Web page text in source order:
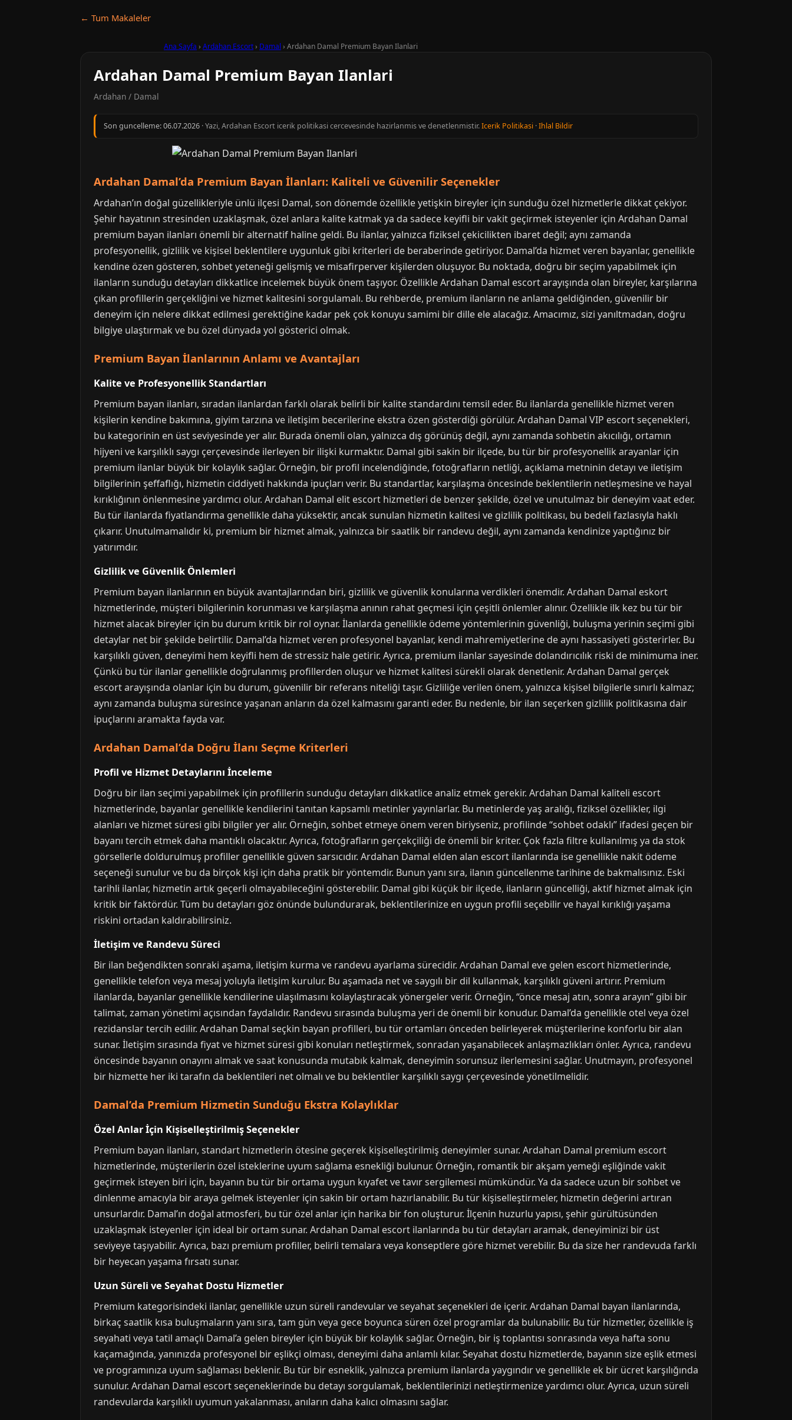
← Tum Makaleler
Ana Sayfa › Ardahan Escort› Damal › Ardahan Damal Premium Bayan Ilanlari
Ardahan Damal Premium Bayan Ilanlari
Ardahan / Damal
Son guncelleme:06.07.2026 · Yazi, Ardahan Escort icerik politikasi cercevesinde hazirlanmis ve denetlenmistir.Icerik Politikasi ·Ihlal Bildir
Ardahan Damal’da Premium Bayan İlanları: Kaliteli ve Güvenilir Seçenekler
Ardahan’ın doğal güzellikleriyle ünlü ilçesi Damal, son dönemde özellikle yetişkin bireyler için sunduğu özel hizmetlerle dikkat çekiyor.
Şehir hayatının stresinden uzaklaşmak, özel anlara kalite katmak ya da sadece keyifli bir vakit geçirmek isteyenler için Ardahan Damal
premium bayan ilanları önemli bir alternatif haline geldi. Bu ilanlar, yalnızca fiziksel çekicilikten ibaret değil; aynı zamanda
profesyonellik, gizlilik ve kişisel beklentilere uygunluk gibi kriterleri de beraberinde getiriyor. Damal’da hizmet veren bayanlar, genellikle
kendine özen gösteren, sohbet yeteneği gelişmiş ve misafirperver kişilerden oluşuyor. Bu noktada, doğru bir seçim yapabilmek için
ilanların sunduğu detayları dikkatlice incelemek büyük önem taşıyor. Özellikle Ardahan Damal escort arayışında olan bireyler, karşılarına
çıkan profillerin gerçekliğini ve hizmet kalitesini sorgulamalı. Bu rehberde, premium ilanların ne anlama geldiğinden, güvenilir bir
deneyim için nelere dikkat edilmesi gerektiğine kadar pek çok konuyu samimi bir dille ele alacağız. Amacımız, sizi yanıltmadan, doğru
bilgiye ulaştırmak ve bu özel dünyada yol gösterici olmak.
Premium Bayan İlanlarının Anlamı ve Avantajları
Kalite ve Profesyonellik Standartları
Premium bayan ilanları, sıradan ilanlardan farklı olarak belirli bir kalite standardını temsil eder. Bu ilanlarda genellikle hizmet veren
kişilerin kendine bakımına, giyim tarzına ve iletişim becerilerine ekstra özen gösterdiği görülür. Ardahan Damal VIP escort seçenekleri,
bu kategorinin en üst seviyesinde yer alır. Burada önemli olan, yalnızca dış görünüş değil, aynı zamanda sohbetin akıcılığı, ortamın
hijyeni ve karşılıklı saygı çerçevesinde ilerleyen bir ilişki kurmaktır. Damal gibi sakin bir ilçede, bu tür bir profesyonellik arayanlar için
premium ilanlar büyük bir kolaylık sağlar. Örneğin, bir profil incelendiğinde, fotoğrafların netliği, açıklama metninin detayı ve iletişim
bilgilerinin şeffaflığı, hizmetin ciddiyeti hakkında ipuçları verir. Bu standartlar, karşılaşma öncesinde beklentilerin netleşmesine ve hayal
kırıklığının önlenmesine yardımcı olur. Ardahan Damal elit escort hizmetleri de benzer şekilde, özel ve unutulmaz bir deneyim vaat eder.
Bu tür ilanlarda fiyatlandırma genellikle daha yüksektir, ancak sunulan hizmetin kalitesi ve gizlilik politikası, bu bedeli fazlasıyla haklı
çıkarır. Unutulmamalıdır ki, premium bir hizmet almak, yalnızca bir saatlik bir randevu değil, aynı zamanda kendinize yaptığınız bir
yatırımdır.
Gizlilik ve Güvenlik Önlemleri
Premium bayan ilanlarının en büyük avantajlarından biri, gizlilik ve güvenlik konularına verdikleri önemdir. Ardahan Damal eskort
hizmetlerinde, müşteri bilgilerinin korunması ve karşılaşma anının rahat geçmesi için çeşitli önlemler alınır. Özellikle ilk kez bu tür bir
hizmet alacak bireyler için bu durum kritik bir rol oynar. İlanlarda genellikle ödeme yöntemlerinin güvenliği, buluşma yerinin seçimi gibi
detaylar net bir şekilde belirtilir. Damal’da hizmet veren profesyonel bayanlar, kendi mahremiyetlerine de aynı hassasiyeti gösterirler. Bu
karşılıklı güven, deneyimi hem keyifli hem de stressiz hale getirir. Ayrıca, premium ilanlar sayesinde dolandırıcılık riski de minimuma iner.
Çünkü bu tür ilanlar genellikle doğrulanmış profillerden oluşur ve hizmet kalitesi sürekli olarak denetlenir. Ardahan Damal gerçek
escort arayışında olanlar için bu durum, güvenilir bir referans niteliği taşır. Gizliliğe verilen önem, yalnızca kişisel bilgilerle sınırlı kalmaz;
aynı zamanda buluşma süresince yaşanan anların da özel kalmasını garanti eder. Bu nedenle, bir ilan seçerken gizlilik politikasına dair
ipuçlarını aramakta fayda var.
Ardahan Damal’da Doğru İlanı Seçme Kriterleri
Profil ve Hizmet Detaylarını İnceleme
Doğru bir ilan seçimi yapabilmek için profillerin sunduğu detayları dikkatlice analiz etmek gerekir. Ardahan Damal kaliteli escort
hizmetlerinde, bayanlar genellikle kendilerini tanıtan kapsamlı metinler yayınlarlar. Bu metinlerde yaş aralığı, fiziksel özellikler, ilgi
alanları ve hizmet süresi gibi bilgiler yer alır. Örneğin, sohbet etmeye önem veren biriyseniz, profilinde “sohbet odaklı” ifadesi geçen bir
bayanı tercih etmek daha mantıklı olacaktır. Ayrıca, fotoğrafların gerçekçiliği de önemli bir kriter. Çok fazla filtre kullanılmış ya da stok
görsellerle doldurulmuş profiller genellikle güven sarsıcıdır. Ardahan Damal elden alan escort ilanlarında ise genellikle nakit ödeme
seçeneği sunulur ve bu da birçok kişi için daha pratik bir yöntemdir. Bunun yanı sıra, ilanın güncellenme tarihine de bakmalısınız. Eski
tarihli ilanlar, hizmetin artık geçerli olmayabileceğini gösterebilir. Damal gibi küçük bir ilçede, ilanların güncelliği, aktif hizmet almak için
kritik bir faktördür. Tüm bu detayları göz önünde bulundurarak, beklentilerinize en uygun profili seçebilir ve hayal kırıklığı yaşama
riskini ortadan kaldırabilirsiniz.
İletişim ve Randevu Süreci
Bir ilan beğendikten sonraki aşama, iletişim kurma ve randevu ayarlama sürecidir. Ardahan Damal eve gelen escort hizmetlerinde,
genellikle telefon veya mesaj yoluyla iletişim kurulur. Bu aşamada net ve saygılı bir dil kullanmak, karşılıklı güveni artırır. Premium
ilanlarda, bayanlar genellikle kendilerine ulaşılmasını kolaylaştıracak yönergeler verir. Örneğin, “önce mesaj atın, sonra arayın” gibi bir
talimat, zaman yönetimi açısından faydalıdır. Randevu sırasında buluşma yeri de önemli bir konudur. Damal’da genellikle otel veya özel
rezidanslar tercih edilir. Ardahan Damal seçkin bayan profilleri, bu tür ortamları önceden belirleyerek müşterilerine konforlu bir alan
sunar. İletişim sırasında fiyat ve hizmet süresi gibi konuları netleştirmek, sonradan yaşanabilecek anlaşmazlıkları önler. Ayrıca, randevu
öncesinde bayanın onayını almak ve saat konusunda mutabık kalmak, deneyimin sorunsuz ilerlemesini sağlar. Unutmayın, profesyonel
bir hizmette her iki tarafın da beklentileri net olmalı ve bu beklentiler karşılıklı saygı çerçevesinde yönetilmelidir.
Damal’da Premium Hizmetin Sunduğu Ekstra Kolaylıklar
Özel Anlar İçin Kişiselleştirilmiş Seçenekler
Premium bayan ilanları, standart hizmetlerin ötesine geçerek kişiselleştirilmiş deneyimler sunar. Ardahan Damal premium escort
hizmetlerinde, müşterilerin özel isteklerine uyum sağlama esnekliği bulunur. Örneğin, romantik bir akşam yemeği eşliğinde vakit
geçirmek isteyen biri için, bayanın bu tür bir ortama uygun kıyafet ve tavır sergilemesi mümkündür. Ya da sadece uzun bir sohbet ve
dinlenme amacıyla bir araya gelmek isteyenler için sakin bir ortam hazırlanabilir. Bu tür kişiselleştirmeler, hizmetin değerini artıran
unsurlardır. Damal’ın doğal atmosferi, bu tür özel anlar için harika bir fon oluşturur. İlçenin huzurlu yapısı, şehir gürültüsünden
uzaklaşmak isteyenler için ideal bir ortam sunar. Ardahan Damal escort ilanlarında bu tür detayları aramak, deneyiminizi bir üst
seviyeye taşıyabilir. Ayrıca, bazı premium profiller, belirli temalara veya konseptlere göre hizmet verebilir. Bu da size her randevuda farklı
bir heyecan yaşama fırsatı sunar.
Uzun Süreli ve Seyahat Dostu Hizmetler
Premium kategorisindeki ilanlar, genellikle uzun süreli randevular ve seyahat seçenekleri de içerir. Ardahan Damal bayan ilanlarında,
birkaç saatlik kısa buluşmaların yanı sıra, tam gün veya gece boyunca süren özel programlar da bulunabilir. Bu tür hizmetler, özellikle iş
seyahati veya tatil amaçlı Damal’a gelen bireyler için büyük bir kolaylık sağlar. Örneğin, bir iş toplantısı sonrasında veya hafta sonu
kaçamağında, yanınızda profesyonel bir eşlikçi olması, deneyimi daha anlamlı kılar. Seyahat dostu hizmetlerde, bayanın size eşlik etmesi
ve programınıza uyum sağlaması beklenir. Bu tür bir esneklik, yalnızca premium ilanlarda yaygındır ve genellikle ek bir ücret karşılığında
sunulur. Ardahan Damal escort seçeneklerinde bu detayı sorgulamak, beklentilerinizi netleştirmenize yardımcı olur. Ayrıca, uzun süreli
randevularda karşılıklı uyumun yakalanması, anıların daha kalıcı olmasını sağlar.